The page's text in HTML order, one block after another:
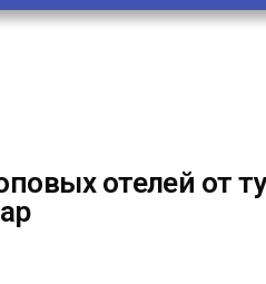
отелей от